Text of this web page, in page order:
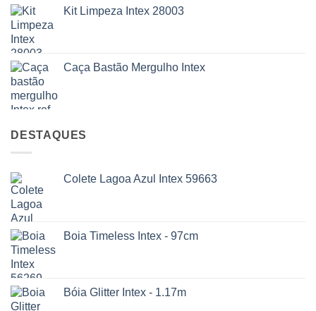
Kit Limpeza Intex 28003
Caça Bastão Mergulho Intex
DESTAQUES
Colete Lagoa Azul Intex 59663
Boia Timeless Intex - 97cm
Bóia Glitter Intex - 1.17m